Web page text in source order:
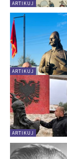
ARTIKUJ
ARTIKUJ
ARTIKUJ